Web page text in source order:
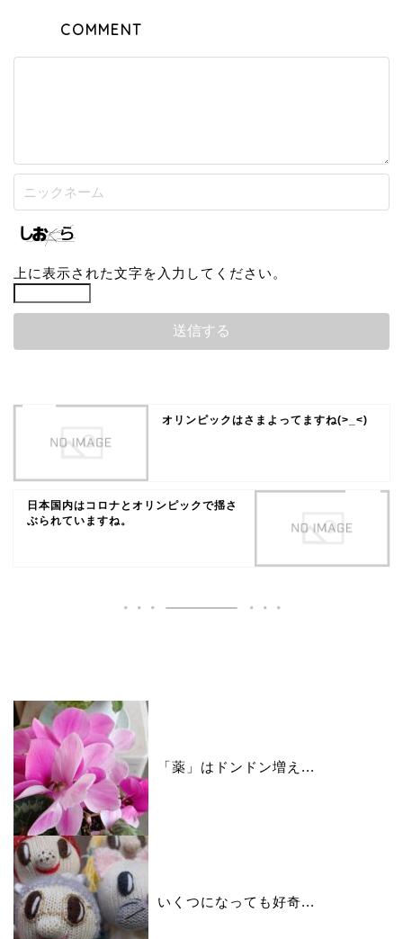
COMMENT
上に表示された文字を入力してください。
オリンピックはさまよってますね(>_<)
日本国内はコロナとオリンピックで揺さ
ぶられていますね。
「薬」はドンドン増え...
いくつになっても好奇...